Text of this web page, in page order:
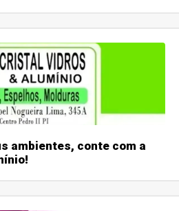
ambientes, conte com a